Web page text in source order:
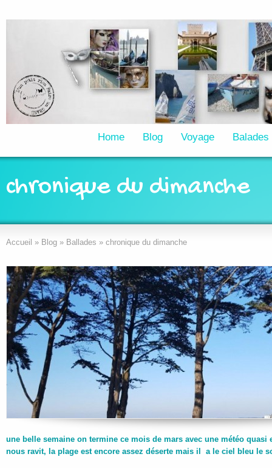
Home Blog Voyage Balades
chronique du dimanche
Accueil » Blog » Ballades » chronique du dimanche
une belle semaine on termine ce mois de mars avec une météo
nous ravit, la plage est encore assez déserte mais il a le ciel bleu le